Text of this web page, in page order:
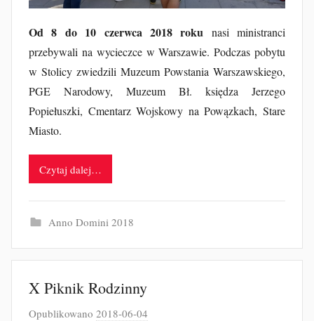
r
t
Od 8 do 10 czerwca 2018 roku nasi ministranci
przebywali na wycieczce w Warszawie. Podczas pobytu
w Stolicy zwiedzili Muzeum Powstania Warszawskiego,
PGE Narodowy, Muzeum Bł. księdza Jerzego
Popiełuszki, Cmentarz Wojskowy na Powązkach, Stare
Miasto.
Czytaj dalej…
Anno Domini 2018
X Piknik Rodzinny
Opublikowano 2018-06-04